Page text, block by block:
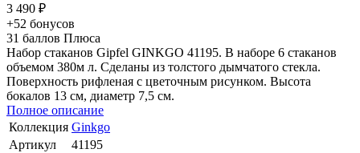
3 490 ₽
+52 бонусов
31 баллов Плюса
Набор стаканов Gipfel GINKGO 41195. В наборе 6 стаканов
объемом 380м л. Сделаны из толстого дымчатого стекла.
Поверхность рифленая с цветочным рисунком. Высота
бокалов 13 см, диаметр 7,5 см.
Полное описание
Коллекция Ginkgo
Артикул
41195